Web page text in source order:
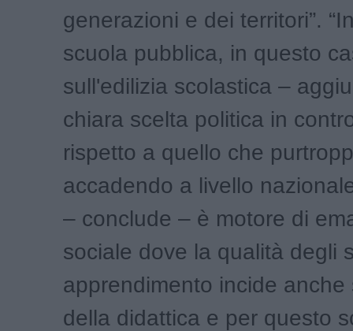
generazioni e dei territori”.
scuola pubblica, in questo
sull'edilizia scolastica –
chiara scelta politica in
rispetto a quello che
accadendo a livello
– conclude – è motore di
sociale dove la qualità degli
apprendimento incide anche
della didattica e per questo